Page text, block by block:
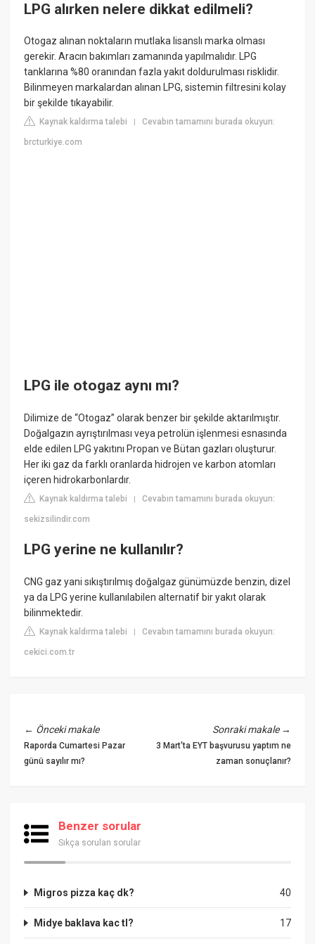
LPG alırken nelere dikkat edilmeli?
Otogaz alınan noktaların mutlaka lisanslı marka olması
gerekir. Aracın bakımları zamanında yapılmalıdır. LPG
tanklarına %80 oranından fazla yakıt doldurulması risklidir.
Bilinmeyen markalardan alınan LPG, sistemin filtresini kolay
bir şekilde tıkayabilir.
Kaynak kaldırma talebi |Cevabın tamamını burada okuyun:
brcturkiye.com
LPG ile otogaz aynı mı?
Dilimize de “Otogaz” olarak benzer bir şekilde aktarılmıştır.
Doğalgazın ayrıştırılması veya petrolün işlenmesi esnasında
elde edilen LPG yakıtını Propan ve Bütan gazları oluşturur.
Her iki gaz da farklı oranlarda hidrojen ve karbon atomları
içeren hidrokarbonlardır.
Kaynak kaldırma talebi |Cevabın tamamını burada okuyun:
sekizsilindir.com
LPG yerine ne kullanılır?
CNG gaz yani sıkıştırılmış doğalgaz günümüzde benzin, dizel
ya da LPG yerine kullanılabilen alternatif bir yakıt olarak
bilinmektedir.
Kaynak kaldırma talebi |Cevabın tamamını burada okuyun:
cekici.com.tr
← Önceki makale
Raporda Cumartesi Pazar
günü sayılır mı?
Sonraki makale→
3 Mart'ta EYT başvurusu yaptım ne
zaman sonuçlanır?
Benzer sorular
Sıkça sorulan sorular
40
Migros pizza kaç dk?
17
Midye baklava kac tl?